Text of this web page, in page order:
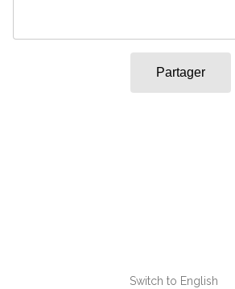
Partager
Switch to English